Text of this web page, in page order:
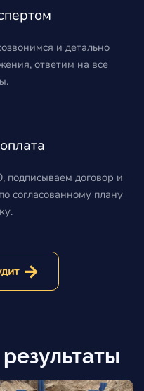
и детально
ответим на все
подписываем договор и
согласованному плану